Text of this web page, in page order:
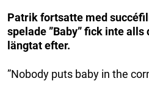
Patrik fortsatte med
spelade ”Baby” fick inte
längtat efter.
”Nobody puts baby in the